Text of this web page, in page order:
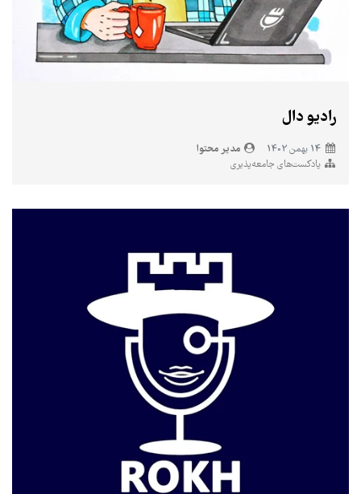
رادیو دال
مدیر محتوا
پادکست‌های جامعه‌پذیری